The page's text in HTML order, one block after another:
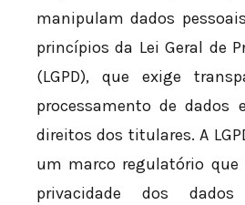
manipulam dados
princípios da Lei Geral de
(LGPD), que exige
processamento de dados
direitos dos titulares. A
um marco regulatório
privacidade dos